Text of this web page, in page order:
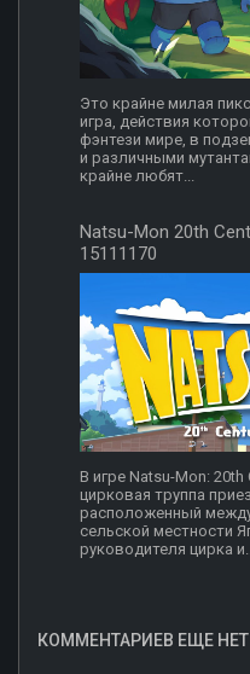
Это крайне милая
игра, действия
фэнтези мире, в
и различными
крайне любят...
Natsu-Mon 20th
15111170
В игре Natsu-Mon: 20th
цирковая труппа
расположенный
сельской местности
руководителя цирка и...
КОММЕНТАРИЕВ ЕЩЕ НЕТ